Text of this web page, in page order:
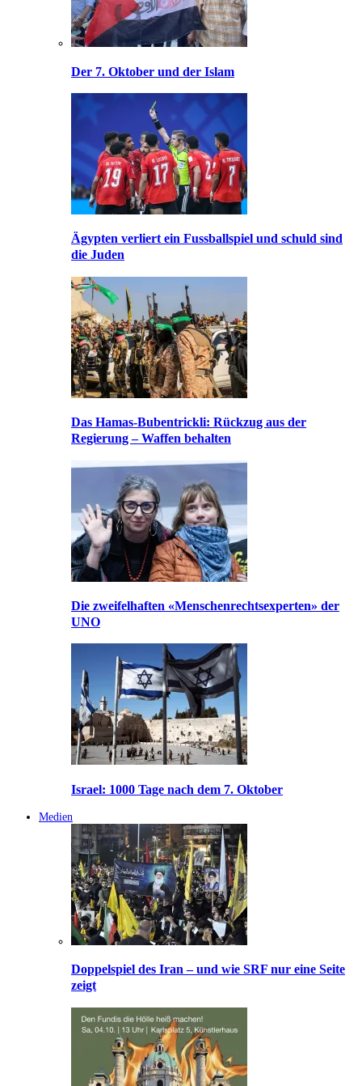
Der 7. Oktober und der Islam
Ägypten verliert ein Fussballspiel und schuld sind
die Juden
Das Hamas-Bubentrickli: Rückzug aus der
Regierung – Waffen behalten
Die zweifelhaften «Menschenrechtsexperten» der
UNO
Israel: 1000 Tage nach dem 7. Oktober
Medien
Doppelspiel des Iran – und wie SRF nur eine Seite
zeigt